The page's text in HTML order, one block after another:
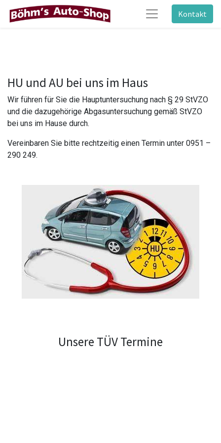
Kontakt
HU und AU bei uns im Haus
Wir führen für Sie die Hauptuntersuchung nach § 29 StVZO
und die dazugehörige Abgasuntersuchung gemäß StVZO
bei uns im Hause durch.
Vereinbaren Sie bitte rechtzeitig einen Termin unter 0951 –
290 249.
Unsere TÜV Termine